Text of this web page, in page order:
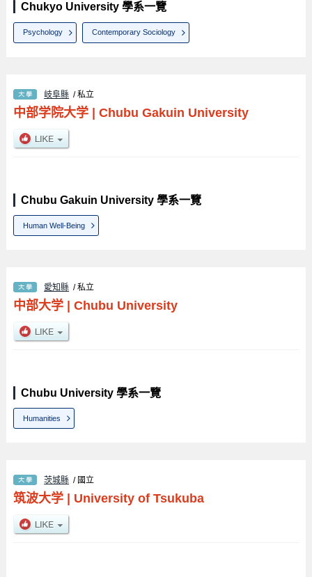
Chukyo University 學系一覽
Psychology Contemporary Sociology
岐阜縣 / 私立
中部学院大学| Chubu Gakuin University
Chubu Gakuin University 學系一覽
Human Well-Being
愛知縣 / 私立
中部大学| Chubu University
Chubu University 學系一覽
Humanities
茨城縣 / 國立
筑波大学| University of Tsukuba